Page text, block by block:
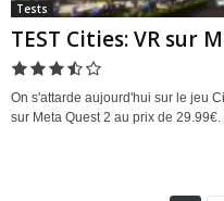
Tests
TEST Cities: VR sur
On s'attarde aujourd'hui sur le jeu
sur Meta Quest 2 au prix de 29.99€.